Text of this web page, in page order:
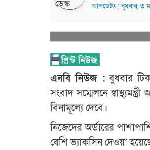
আপডেটঃ : বুধবার, ৩
এনবি নিউজ : বুধবার
সংবাদ সম্মেলনে
বিনামূল্যে দেবে।
নিজেদের অর্ডারের
বেশি ভ্যাকসিন দেওয়া